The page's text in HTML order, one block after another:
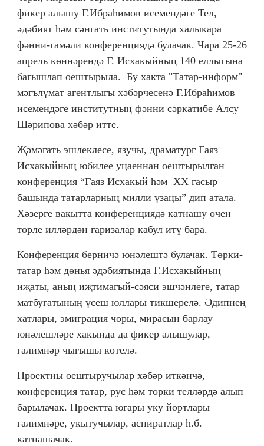
фикер алышу Г.Ибраһимов исемендәге Тел,
әдәбият һәм сәнгать институтында халыкара
фәнни-гамәли конференциядә булачак. Чара 25-26
апрель көннәрендә Г. Исхакыйның 140 еллыгына
багышлап оештырыла. Бу хакта "Татар-информ"
мәгълүмат агентлыгы хәбәрчесенә Г.Ибраһимов
исемендәге институтның фәнни сәркатибе Алсу
Шәрипова хәбәр итте.
Җәмәгать эшлеклесе, язучы, драматург Гаяз
Исхакыйның юбилее уңаеннан оештырылган
конференция “Гаяз Исхакый һәм ХХ гасыр
башында татарларның милли үзаңы” дип атала.
Хәзерге вакытта конференциядә катнашу өчен
төрле илләрдән гаризалар кабул итү бара.
Конференция берничә юнәлештә булачак. Төрки-
татар һәм дөнья әдәбиятында Г.Исхакыйның
иҗаты, аның иҗтимагый-сәяси эшчәнлеге, татар
матбугатының үсеш юллары тикшерелә. Әдипнең
хатлары, эмиграция чоры, мирасын барлау
юнәлешләре хакында да фикер алышулар,
галимнәр чыгышы көтелә.
Проектны оештыручылар хәбәр иткәнчә,
конференция татар, рус һәм төрки телләрдә алып
барылачак. Проектта югары уку йортлары
галимнәре, укытучылар, аспиратлар һ.б.
катнашачак.